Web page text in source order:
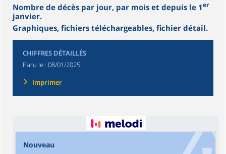
Nombre de décès par jour, par mois et depuis le 1er
janvier.
Graphiques, fichiers téléchargeables, fichier détail.
CHIFFRES DÉTAILLÉS
Paru le : 08/01/2025
Imprimer
Nouveau